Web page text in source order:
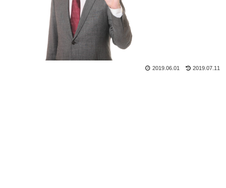
2019.07.11
2019.06.01